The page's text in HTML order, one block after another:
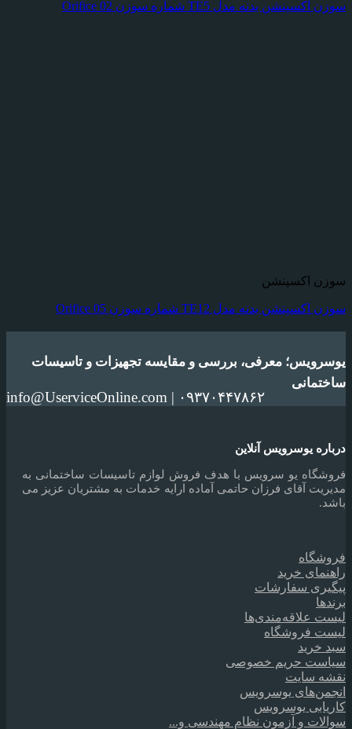
سوزن اکسپنشن بدنه مدل TE5 شماره سوزن Orifice 02
سوزن اکسپنشن
سوزن اکسپنشن بدنه مدل TE12 شماره سوزن Orifice 05
یوسرویس؛ معرفی، بررسی و مقایسه تجهیزات و تاسیسات
ساختمانی
info@UserviceOnline.com | ۰۹۳۷۰۴۴۷۸۶۲
درباره یوسرویس آنلاین
فروشگاه یو سرویس با هدف فروش لوازم تاسیسات ساختمانی به
مدیریت آقای فرزان حاتمی آماده ارایه خدمات به مشتریان عزیز می
باشد.
فروشگاه
راهنمای خرید
پیگیری سفارشات
برندها
لیست علاقه‌مندی‌ها
لیست فروشگاه
سبد خرید
سیاست حریم خصوصی
نقشه سایت
انجمن‌های یوسرویس
کاریابی یوسرویس
سوالات و آزمون نظام مهندسی و...